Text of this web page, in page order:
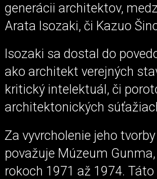
generácii architektov,
Arata Isozaki, či Kazuo
Isozaki sa dostal do
ako architekt verejných
kritický intelektuál, či
architektonických
Za vyvrcholenie jeho
považuje Múzeum
rokoch 1971 až 1974.